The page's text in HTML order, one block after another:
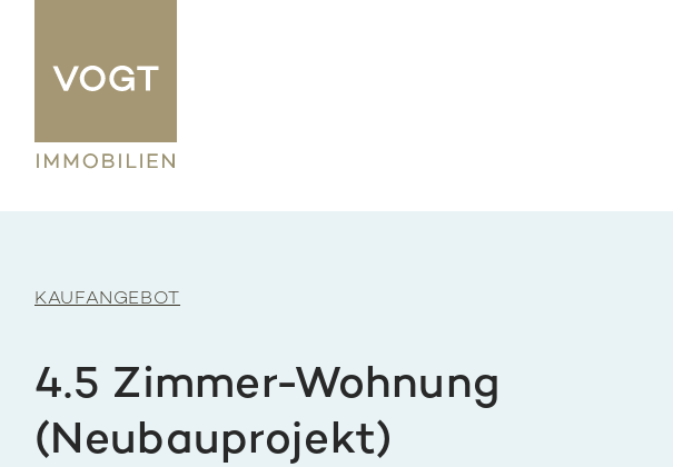
KAUFANGEBOT
4.5 Zimmer-Wohnung
(Neubauprojekt)